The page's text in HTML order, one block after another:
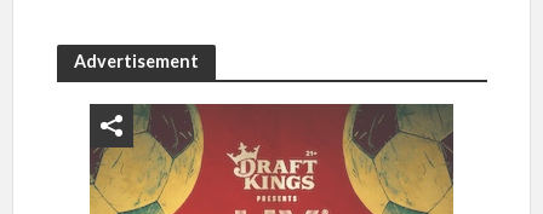
Advertisement